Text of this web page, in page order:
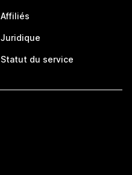
Affiliés
Juridique
Statut du service